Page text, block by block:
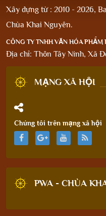
Xây dựng từ : 2010 - 2026,
Chùa Khai Nguyên.
CÔNG TY TNHH VĂN HÓA PHẨM
Địa chỉ: Thôn Tây Ninh, Xã
MẠNG XÃ HỘI
Chúng tôi trên mạng xã hội
PWA - CHÙA